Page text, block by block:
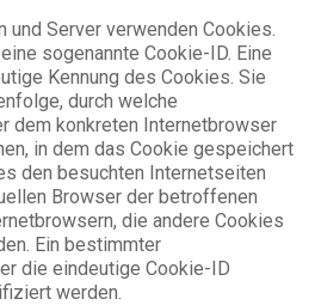
und Server verwenden Cookies.
sogenannte Cookie-ID. Eine
Kennung des Cookies. Sie
durch welche
dem konkreten Internetbrowser
in dem das Cookie gespeichert
den besuchten Internetseiten
Browser der betroffenen
die andere Cookies
Ein bestimmter
die eindeutige Cookie-ID
werden.